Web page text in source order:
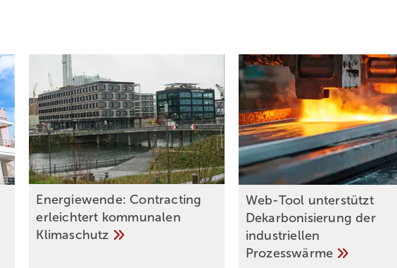
Energiewende: Contracting
erleichtert kommunalen
Klimaschutz
Web-Tool unterstützt
Dekarbonisierung der
industriellen
Prozesswärme